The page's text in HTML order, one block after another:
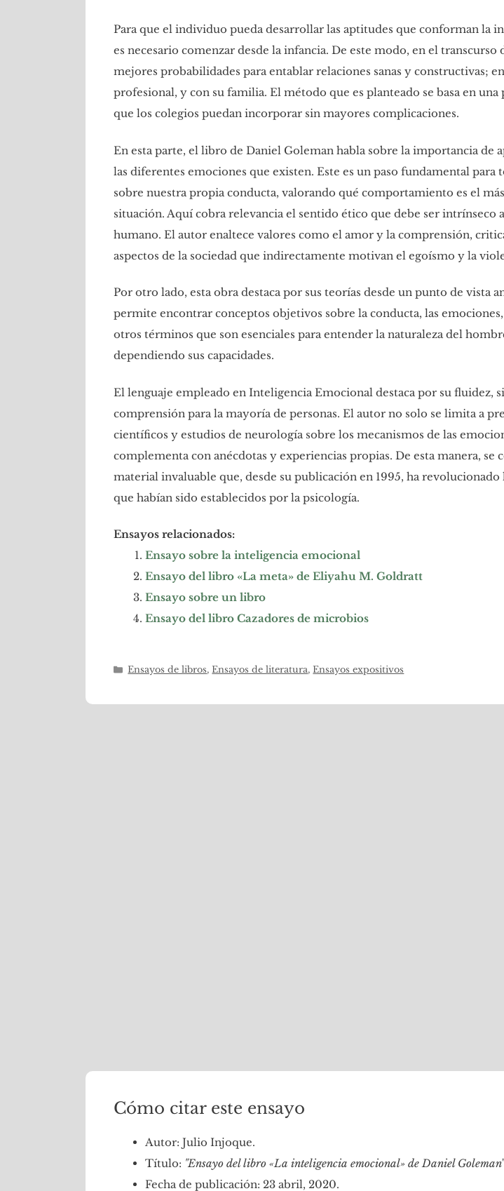
Para que el individuo pueda desarrollar las aptitudes que conforman la
es necesario comenzar desde la infancia. De este modo, en el transcurso
mejores probabilidades para entablar relaciones sanas y constructivas;
profesional, y con su familia. El método que es planteado se basa en una
que los colegios puedan incorporar sin mayores complicaciones.
En esta parte, el libro de Daniel Goleman habla sobre la importancia de
las diferentes emociones que existen. Este es un paso fundamental para
sobre nuestra propia conducta, valorando qué comportamiento es el
situación. Aquí cobra relevancia el sentido ético que debe ser intrínseco
humano. El autor enaltece valores como el amor y la comprensión,
aspectos de la sociedad que indirectamente motivan el egoísmo y la
Por otro lado, esta obra destaca por sus teorías desde un punto de vista
permite encontrar conceptos objetivos sobre la conducta, las
otros términos que son esenciales para entender la naturaleza del
dependiendo sus capacidades.
El lenguaje empleado en Inteligencia Emocional destaca por su fluidez,
comprensión para la mayoría de personas. El autor no solo se limita a
científicos y estudios de neurología sobre los mecanismos de las
complementa con anécdotas y experiencias propias. De esta manera, se
material invaluable que, desde su publicación en 1995, ha revolucionado
que habían sido establecidos por la psicología.
Ensayos relacionados:
Ensayo sobre la inteligencia emocional
Ensayo del libro «La meta» de Eliyahu M. Goldratt
Ensayo sobre un libro
Ensayo del libro Cazadores de microbios
Categorías
Ensayos de libros,Ensayos de literatura,Ensayos expositivos
Cómo citar este ensayo
Autor: Julio Injoque.
Título: "Ensayo del libro «La inteligencia emocional» de Daniel Goleman
Fecha de publicación: 23 abril, 2020.